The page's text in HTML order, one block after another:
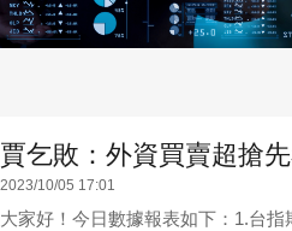
賈乞敗：外資買賣超搶
2023/10/05 17:01
大家好！今日數據報表如下：1.台